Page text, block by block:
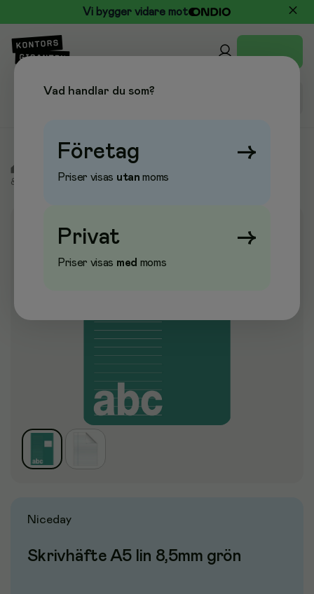
Vi bygger vidare mot
& Anteckningsböcker/Anteckningsbok Inbunden
Niceday
Skrivhäfte A5 lin 8,5mm grön
Vad handlar du som?
Företag →
Priser visas utan moms
Privat →
Priser visas med moms